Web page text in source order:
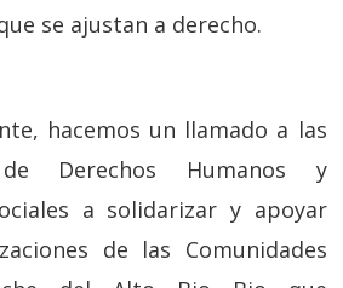
se ajustan a derecho.
un llamado a las
de Derechos Humanos y
a solidarizar y apoyar
de las Comunidades